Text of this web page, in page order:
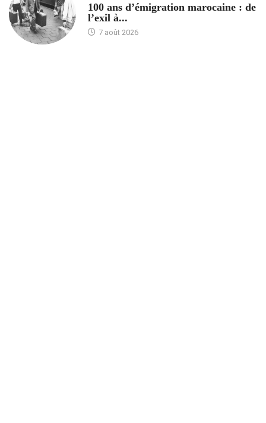
100 ans d’émigration marocaine : de
l’exil à...
7 août 2026